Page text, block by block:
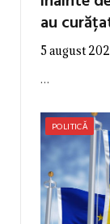
au
5 august
…
POLITICĂ